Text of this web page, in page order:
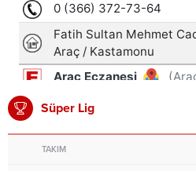
Süper Lig
TAKIM